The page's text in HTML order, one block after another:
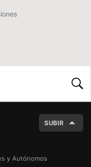
SUBIR
y Autónomos